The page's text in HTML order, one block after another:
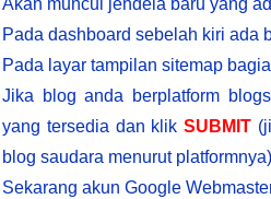
Akan muncul jendela baru yang
Pada dashboard sebelah kiri ada
Pada layar tampilan sitemap
Jika blog anda berplatform
yang tersedia dan klikSUBMIT
blog saudara menurut platformnya)
Sekarang akun Google